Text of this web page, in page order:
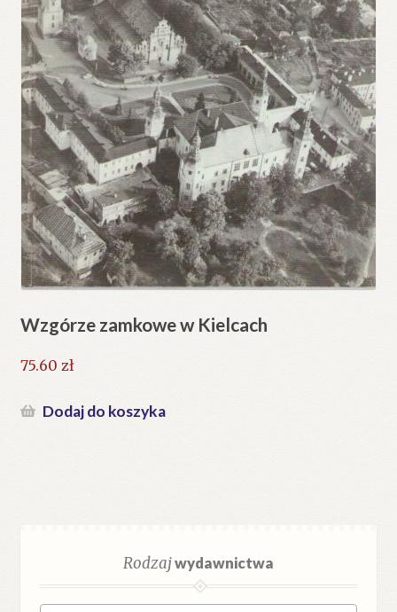
Wzgórze zamkowe w Kielcach
75.60 zł
Dodaj do koszyka
Rodzajwydawnictwa